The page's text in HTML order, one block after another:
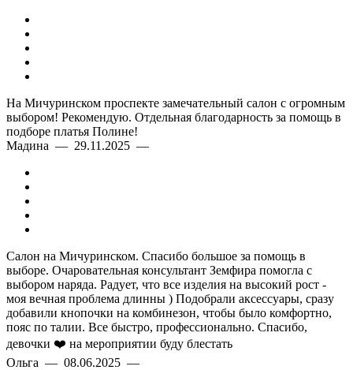
На Мичуринском проспекте замечательный салон с огромным
выбором! Рекомендую. Отдельная благодарность за помощь в
подборе платья Полине!
Мадина — 29.11.2025 —
Салон на Мичуринском. Спасибо большое за помощь в
выборе. Очаровательная консультант Земфира помогла с
выбором наряда. Радует, что все изделия на высокий рост -
моя вечная проблема длинны ) Подобрали аксессуары, сразу
добавили кнопочки на комбинезон, чтобы было комфортно,
пояс по талии. Все быстро, профессионально. Спасибо,
девочки ❤️ на мероприятии буду блестать
Ольга — 08.06.2025 —